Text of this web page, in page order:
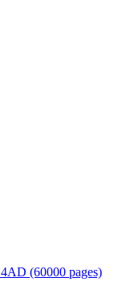
(60000 pages)